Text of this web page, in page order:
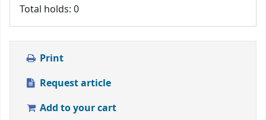
Total holds: 0
Print
Request article
Add to your cart